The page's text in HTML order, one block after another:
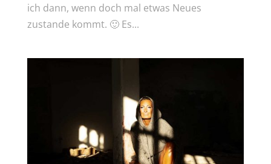
ich dann, wenn doch mal etwas Neues
zustande kommt. 🙂 Es...